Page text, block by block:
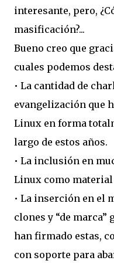
interesante, pero,
masificación?...
Bueno creo que
cuales podemos
• La cantidad de
evangelización que
Linux en forma
largo de estos años.
• La inclusión en
Linux como material
• La inserción en el
clones y “de marca”
han firmado estas,
con soporte para